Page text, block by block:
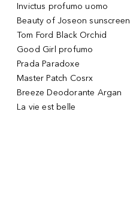
Invictus profumo uomo
Beauty of Joseon sunscreen
Tom Ford Black Orchid
Good Girl profumo
Prada Paradoxe
Master Patch Cosrx
Breeze Deodorante Argan
La vie est belle